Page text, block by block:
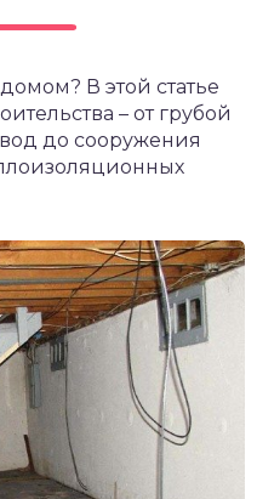
В этой статье
– от грубой
до сооружения